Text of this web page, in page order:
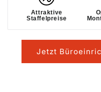
Attraktive
Staffelpreise
Jetzt